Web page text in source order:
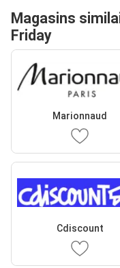
Magasins
Friday
Marionnaud
Cdiscount